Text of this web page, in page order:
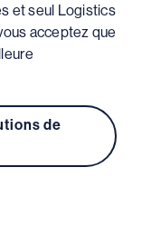
et seul Logistics
acceptez que
de